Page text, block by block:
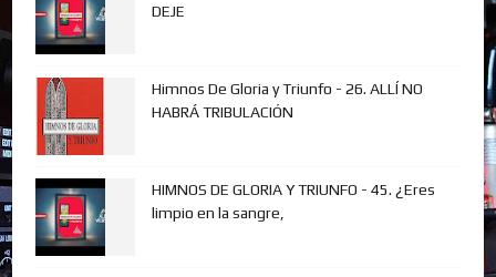
DEJE
Himnos De Gloria y Triunfo - 26. ALLÍ NO
HABRÁ TRIBULACIÓN
HIMNOS DE GLORIA Y TRIUNFO - 45. ¿Eres
limpio en la sangre,